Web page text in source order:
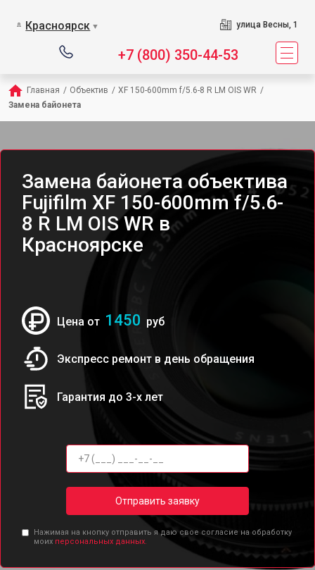
Красноярск ▼ улица Весны, 1
+7 (800) 350-44-53
Главная / Объектив / XF 150-600mm f/5.6-8 R LM OIS WR /
Замена байонета
Замена байонета объектива
Fujifilm XF 150-600mm f/5.6-
8 R LM OIS WR в
Красноярске
Цена от 1450 руб
Экспресс ремонт в день обращения
Гарантия до 3-х лет
Отправить заявку
Нажимая на кнопку отправить я даю свое согласие на обработку
моих персональных данных.